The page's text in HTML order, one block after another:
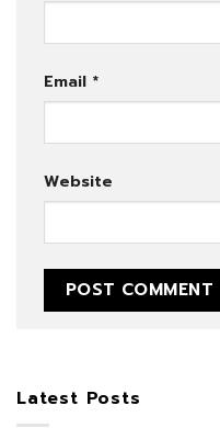
Email *
Website
Latest Posts